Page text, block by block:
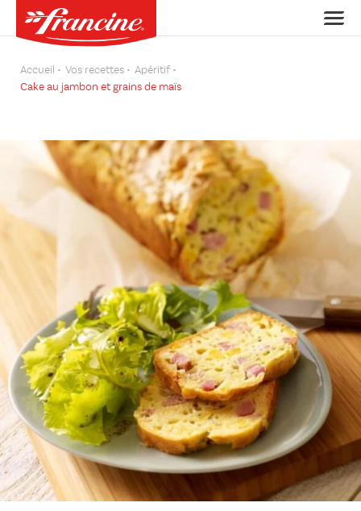
Accueil Vos recettes
Apéritif
Cake au jambon et grains de maïs